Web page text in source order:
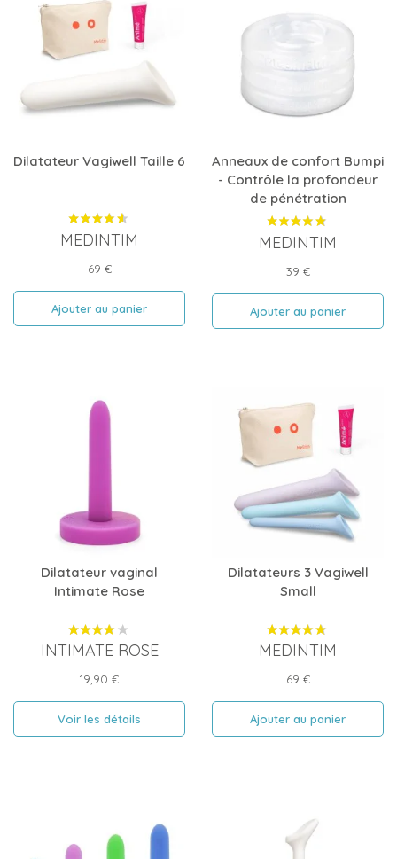
Dilatateur Vagiwell Taille 6
MEDINTIM
Prix
69 €
Ajouter au panier
Anneaux de confort Bumpi
- Contrôle la profondeur
de pénétration
MEDINTIM
Prix
39 €
Ajouter au panier
Dilatateur vaginal
Intimate Rose
INTIMATE ROSE
Prix
19,90 €
Voir les détails
Dilatateurs 3 Vagiwell
Small
MEDINTIM
Prix
69 €
Ajouter au panier